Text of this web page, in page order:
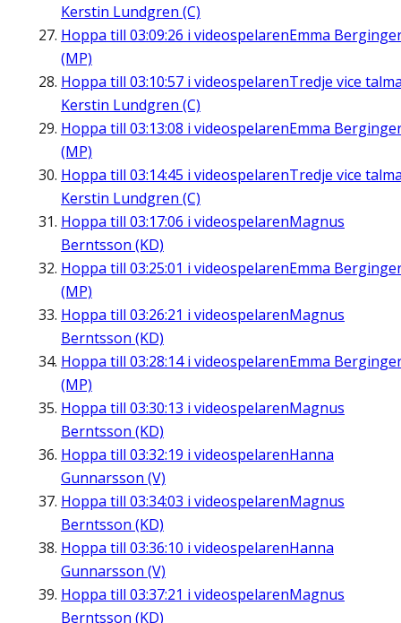
Kerstin Lundgren (C)
Hoppa till 03:09:26 i videospelarenEmma
(MP)
Hoppa till 03:10:57 i videospelarenTredje vice
Kerstin Lundgren (C)
Hoppa till 03:13:08 i videospelarenEmma
(MP)
Hoppa till 03:14:45 i videospelarenTredje vice
Kerstin Lundgren (C)
Hoppa till 03:17:06 i videospelarenMagnus
Berntsson (KD)
Hoppa till 03:25:01 i videospelarenEmma
(MP)
Hoppa till 03:26:21 i videospelarenMagnus
Berntsson (KD)
Hoppa till 03:28:14i videospelarenEmma
(MP)
Hoppa till 03:30:13 i videospelarenMagnus
Berntsson (KD)
Hoppa till 03:32:19 i videospelarenHanna
Gunnarsson (V)
Hoppa till 03:34:03 i videospelarenMagnus
Berntsson (KD)
Hoppa till 03:36:10 i videospelarenHanna
Gunnarsson (V)
Hoppa till 03:37:21 i videospelarenMagnus
Berntsson (KD)